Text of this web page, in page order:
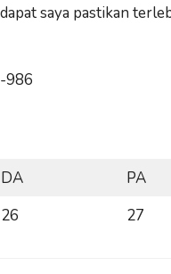
saya pastikan
986
DA PA
26 27